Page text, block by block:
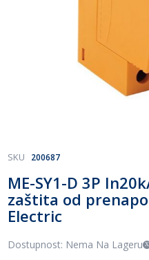
Skip
the
beginning
of
the
images
gallery
ME-SY1-D 3P
zaštita od
Electric
SKU 200687
Dostupnost: Nema Na Lageru